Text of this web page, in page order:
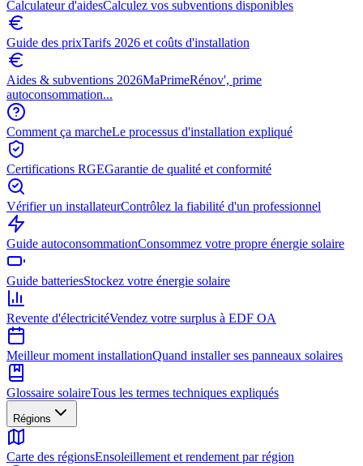
Calculateur d'aidesCalculez vos subventions disponibles
Guide des prixTarifs 2026 et coûts d'installation
Aides & subventions 2026MaPrimeRénov', prime
autoconsommation...
Comment ça marcheLe processus d'installation expliqué
Certifications RGEGarantie de qualité et conformité
Vérifier un installateurContrôlez la fiabilité d'un professionnel
Guide autoconsommationConsommez votre propre énergie solaire
Guide batteriesStockez votre énergie solaire
Revente d'électricitéVendez votre surplus à EDF OA
Meilleur moment installationQuand installer ses panneaux solaires
Glossaire solaireTous les termes techniques expliqués
Régions
Carte des régionsEnsoleillement et rendement par région